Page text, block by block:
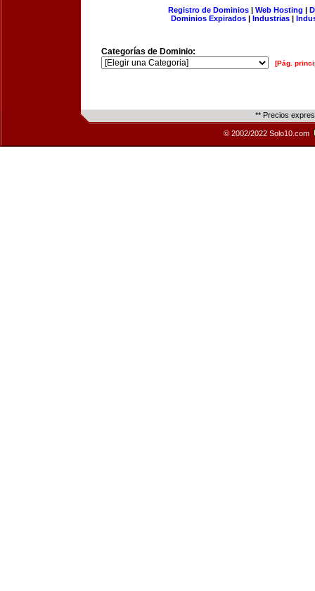
Registro de Dominios| Web Hosting |
Dominios Expirados | Industrias |
Categorías de Dominio:
[Pág.
** Precios
© 2002/2022 Solo10.com